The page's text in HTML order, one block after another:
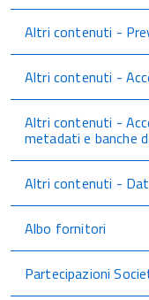
Altri contenuti -
Altri contenuti -
Altri contenuti -
metadati e banche
Altri contenuti -
Albo fornitori
Partecipazioni